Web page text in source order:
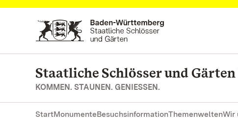
Zum Hauptinhalt springen
Staatliche Schlösser und
KOMMEN. STAUNEN. GENIESSEN.
StartMonumenteBesuchsinformationThemenweltenWir